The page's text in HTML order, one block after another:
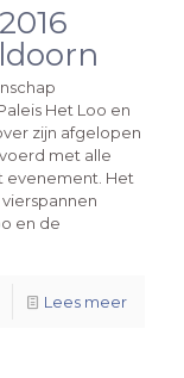
Het Loo en
zijn afgelopen
met alle
evenement. Het
en de
Lees meer